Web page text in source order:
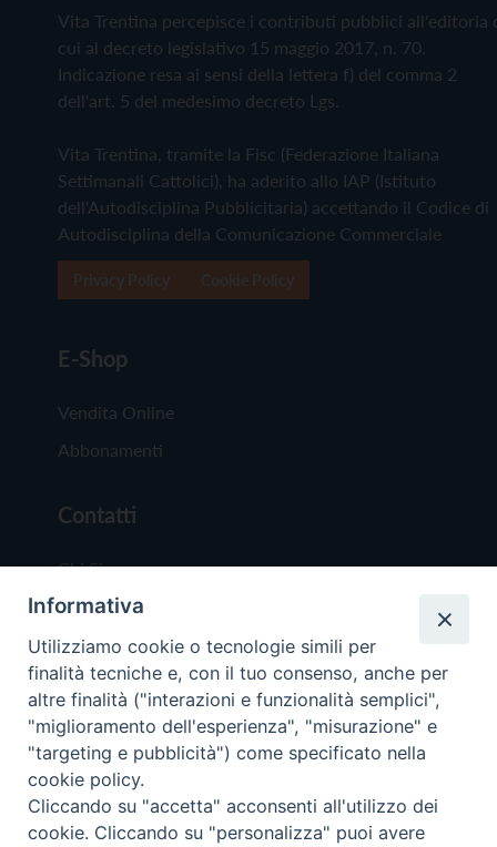
Vita Trentina percepisce i contributi pubblici all'editoria
cui al decreto legislativo 15 maggio 2017, n. 70.
Indicazione resa ai sensi della lettera f) del comma 2
dell'art. 5 del medesimo decreto Lgs.
Vita Trentina, tramite la Fisc (Federazione Italiana
Settimanali Cattolici), ha aderito allo IAP (Istituto
dell'Autodisciplina Pubblicitaria) accettando il Codice di
Autodisciplina della Comunicazione Commerciale
E-Shop
Vendita Online
Abbonamenti
Contatti
Chi Siamo
Redazione
Scrivici
Copyright © 2019 - Tutti i diritti riservati - Vita
Trentina Editrice
Informativa
Utilizziamo cookie o tecnologie simili per
finalità tecniche e, con il tuo consenso, anche per
altre finalità ("interazioni e funzionalità semplici",
"miglioramento dell'esperienza", "misurazione" e
"targeting e pubblicità") come specificato nella
cookie policy.
Cliccando su "accetta" acconsenti all'utilizzo dei
cookie. Cliccando su "personalizza" puoi avere